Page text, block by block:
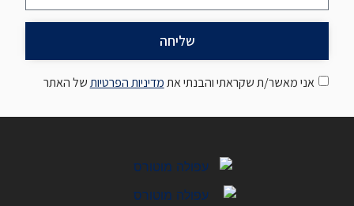
אני מאשר/ת שקראתי והבנתי אתמדיניות הפרטיותשל האתר
שליחה